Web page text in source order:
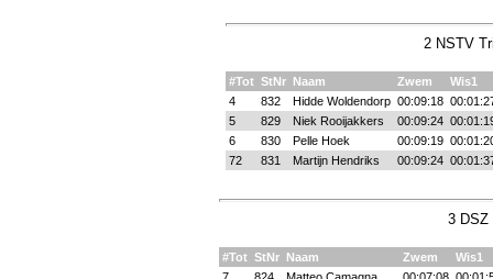
2 NSTV
#Tot StNr Naam Zwem
Wis1
4
832 Hidde Woldendorp 00:09:18
5
829 Niek Rooijakkers 00:09:24
6
830 Pelle Hoek 00:09:19
72
831 Martijn Hendriks 00:09:24
3 DSZ
#Tot StNr Naam Zwem
Wis1